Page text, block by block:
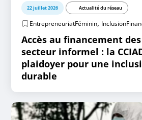
22 juillet 2026 Actualité du réseau
EntrepreneuriatFéminin,
Accès au financement
secteur informel : la
plaidoyer pour une
durable